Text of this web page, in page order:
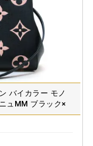
バイカラー モノ
ュMM ブラック×